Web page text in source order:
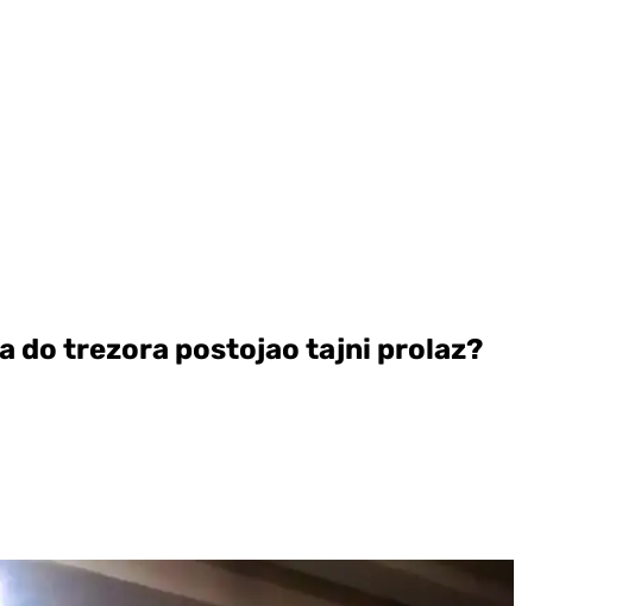
do trezora postojao tajni prolaz?